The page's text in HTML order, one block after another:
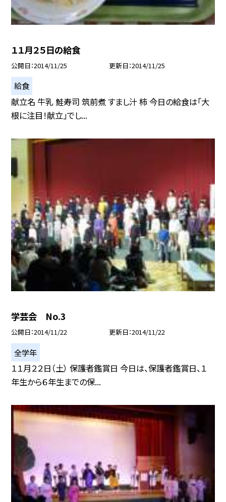
１１月２５日の給食
公開日 2014/11/25 更新日 2014/11/25
給食
献立名 牛乳 鮭寿司 筑前煮 すまし汁 柿 今日の給食は「大
根に注目！献立」でし...
学芸会 No.3
公開日 2014/11/22 更新日 2014/11/22
全学年
１１月２２日（土） 保護者鑑賞日 今日は、保護者鑑賞日、１
年生から６年生までの保...